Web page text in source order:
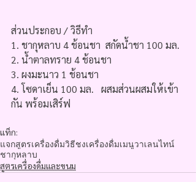
ส่วนประกอบ / วิธีทำ
1. ชากุหลาบ 4 ช้อนชา  สกัดน้ำชา 100 มล.
2. น้ำตาลทราย 4 ช้อนชา
3. ผงมะนาว 1 ช้อนชา
4. โซดาเย็น 100 มล.   ผสมส่วนผสมให้เข้า
กัน พร้อมเสิร์ฟ
แท็ก:
แจกสูตรเครื่องดื่มวิธีชงเครื่องดื่มเมนูวาเลนไทน์
ชากุหลาบ
สูตรเครื่องดื่มและขนม